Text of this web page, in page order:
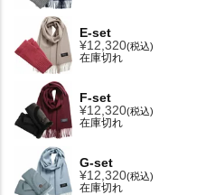
E-set
¥12,320 税込
在庫切れ
F-set
¥12,320 税込
在庫切れ
G-set
¥12,320 税込
在庫切れ